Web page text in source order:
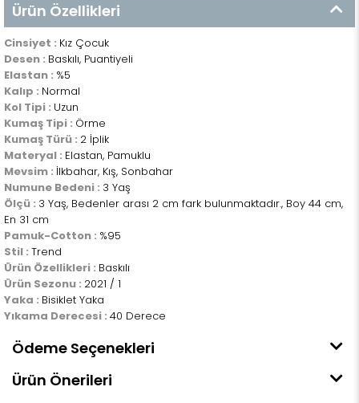
Ürün Özellikleri
Cinsiyet : Kız Çocuk
Desen : Baskılı, Puantiyeli
Elastan : %5
Kalıp : Normal
Kol Tipi : Uzun
Kumaş Tipi : Örme
Kumaş Türü : 2 İplik
Materyal : Elastan, Pamuklu
Mevsim : İlkbahar, Kış, Sonbahar
Numune Bedeni : 3 Yaş
Ölçü : 3 Yaş, Bedenler arası 2 cm fark bulunmaktadır., Boy 44 cm,
En 31 cm
Pamuk-Cotton : %95
Stil : Trend
Ürün Özellikleri : Baskılı
Ürün Sezonu : 2021 / 1
Yaka : Bisiklet Yaka
Yıkama Derecesi : 40 Derece
Ödeme Seçenekleri
Ürün Önerileri